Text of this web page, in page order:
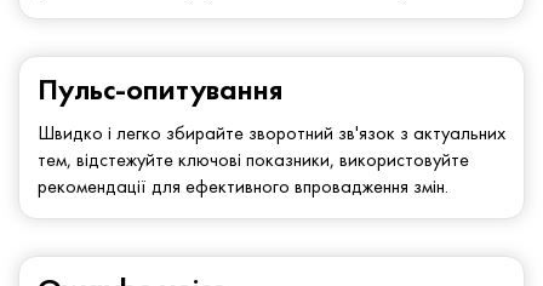
Пульс-опитування
Швидко і легко збирайте зворотний зв'язок з актуальних
тем, відстежуйте ключові показники, використовуйте
рекомендації для ефективного впровадження змін.